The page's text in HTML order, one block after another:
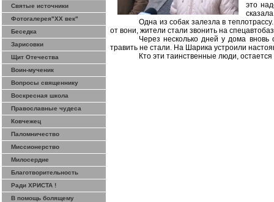
Святые источники
Фотогалерея"ХХ век"
Беседка
Зарисовки
Щит Отечества
Воин-мученик
Вопросы священнику
Воскресная школа
Православные чудеса
Ковчежец
Паломничество
Миссионерство
Милосердие
Благотворительность
Ради ХРИСТА !
В помощь болящему
это
Одна из собак залезла в
от вони, жители стали звонить на
Через несколько дней у дома
травить не стали. На Шарика устроили
Кто эти таинственные люди, остается